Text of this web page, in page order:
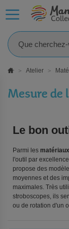
Atelier
Mesure de
Le bon
Parmi les
l'outil par
propose des
moyennes et des
maximales. Très
stroboscopes, ils
ou de rotation d'un